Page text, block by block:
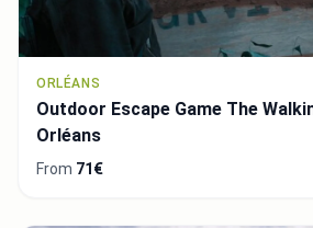
ORLÉANS
Outdoor Escape Game The
Orléans
From 71€